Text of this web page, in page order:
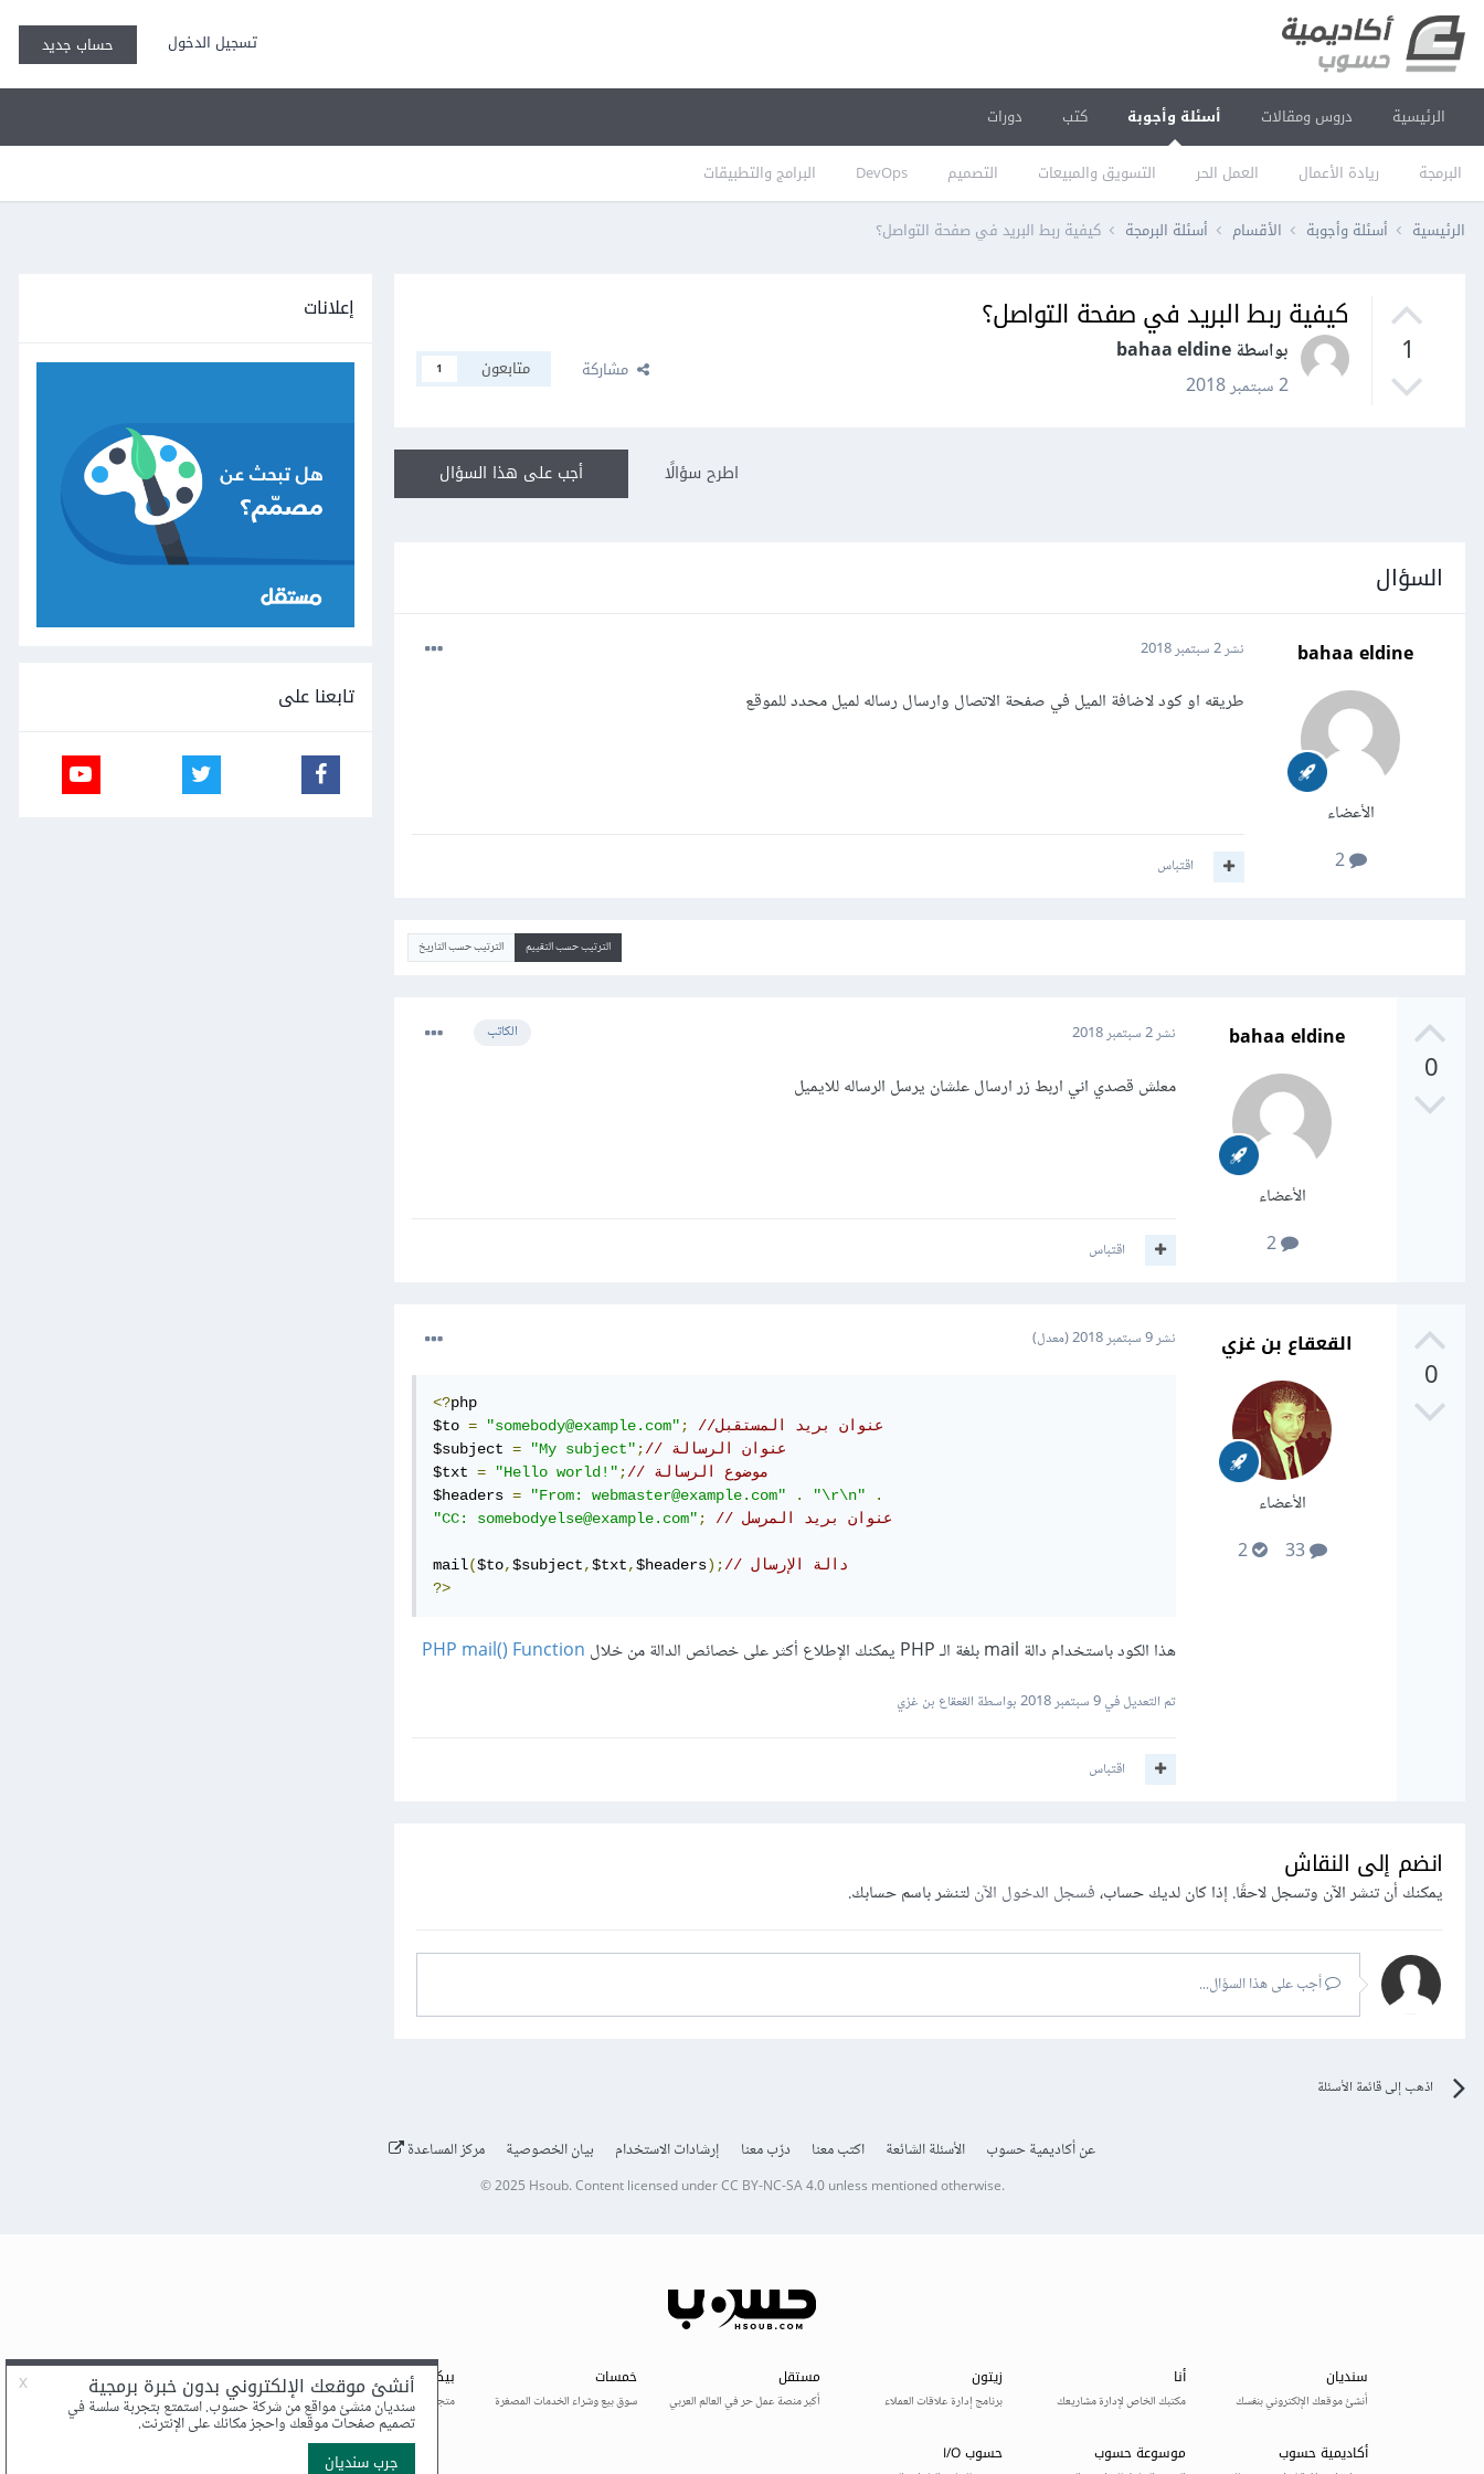
تسجيل الدخول حساب جديد
الرئيسية دروس ومقالات أسئلة وأجوبة
البرمجة ريادة الأعمال العمل الحر التسويق والمبيعات التصميم DevOps البرامج والتطبيقات
كتب دورات
الرئيسية أسئلة وأجوبة الأقسام أسئلة البرمجة كيفية ربط البريد في صفحة التواصل؟
1
كيفية ربط البريد في صفحة التواصل؟
بواسطة bahaa eldine
2 سبتمبر 2018
مشاركة متابعون 1
أجب على هذا السؤال اطرح سؤالًا
السؤال
bahaa eldine
الأعضاء
2
نشر2 سبتمبر 2018
طريقه او كود لاضافة الميل في صفحة الاتصال وارسال رساله لميل محدد للموقع
اقتباس
الترتيب حسب التقييم الترتيب حسب التاريخ
0
bahaa eldine
الأعضاء
2
الكاتب نشر2 سبتمبر 2018
معلش قصدي اني اربط زر ارسال علشان يرسل الرساله للايميل
اقتباس
0
القعقاع بن غزي
الأعضاء
33
2
نشر9 سبتمبر 2018 (معدل)
<?php
$to = "somebody@example.com" ;
//عنوان بريد المستقبل
$subject = "My subject" ;
// عنوان الرسالة
$txt = "Hello world!" ;
// موضوع الرسالة
$headers = "From: webmaster@example.com" . "\r\n"
.
"CC: somebodyelse@example.com" ; // عنوان بريد المرسل
mail($to,$subject,$txt,$headers);
// دالة الإرسال
?>
هذا الكود باستخدام دالة mail بلغة الـ PHP يمكنك الإطلاع أكثر على خصائص الدالة من خلال PHP mail() Function
تم التعديل في9 سبتمبر 2018 بواسطة القعقاع بن غزي
اقتباس
انضم إلى النقاش
يمكنك أن تنشر الآن وتسجل لاحقًا. إذا كان لديك حساب،فسجل الدخول الآنلتنشر باسم حسابك.
أجب على هذا السؤال...
اذهب إلى قائمة الأسئلة
إعلانات
تابعنا على
عن أكاديمية حسوب الأسئلة الشائعة اكتب معنا درّب معنا إرشادات الاستخدام بيان الخصوصية مركز المساعدة
© 2025 Hsoub.Content licensed underCC BY-NC-SA 4.0unless mentioned otherwise.